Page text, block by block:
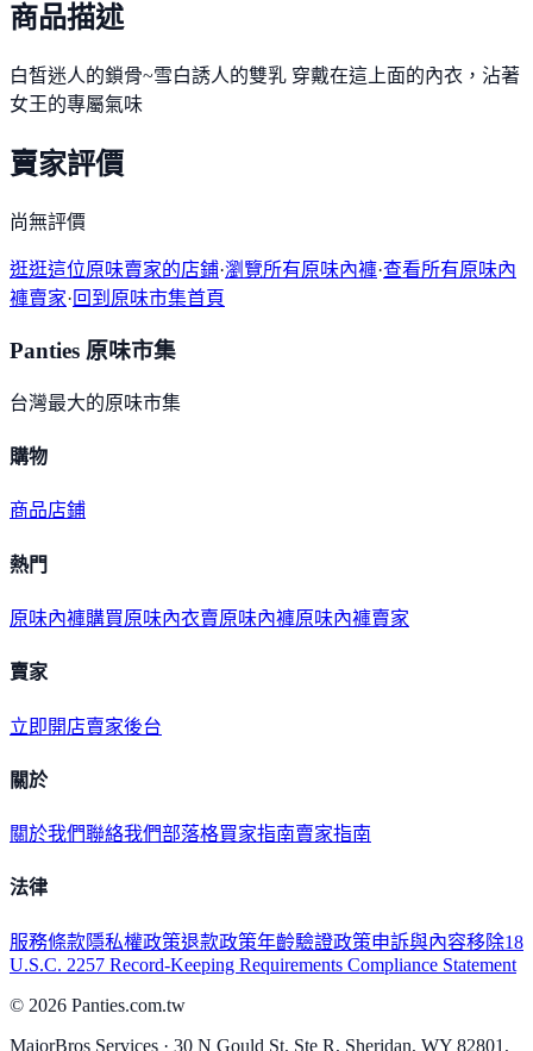
商品描述
白皙迷人的鎖骨~雪白誘人的雙乳 穿戴在這上面的內衣，沾著
女王的專屬氣味
賣家評價
尚無評價
逛逛這位原味賣家的店鋪·瀏覽所有原味內褲·查看所有原味內
褲賣家·回到原味市集首頁
Panties 原味市集
台灣最大的原味市集
購物
商品店鋪
熱門
原味內褲購買原味內衣賣原味內褲原味內褲賣家
賣家
立即開店賣家後台
關於
關於我們聯絡我們部落格買家指南賣家指南
法律
服務條款隱私權政策退款政策年齡驗證政策申訴與內容移除18
U.S.C. 2257 Record-Keeping Requirements Compliance Statement
© 2026 Panties.com.tw
MajorBros Services · 30 N Gould St, Ste R, Sheridan, WY 82801,